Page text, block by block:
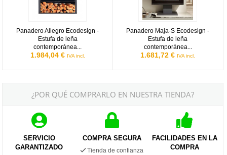
Panadero Allegro Ecodesign -
Estufa de leña
contemporánea...
1.984,04 € IVA incl.
Panadero Maja-S Ecodesign -
Estufa de leña
contemporánea...
1.681,72 € IVA incl.
¿POR QUÉ COMPRARLO EN NUESTRA TIENDA?
SERVICIO
GARANTIZADO
COMPRA SEGURA
Tienda de confianza
FACILIDADES EN LA
COMPRA